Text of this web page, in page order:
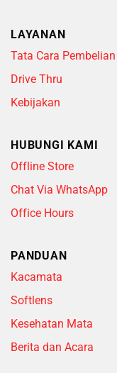
LAYANAN
Tata Cara Pembelian
Drive Thru
Kebijakan
HUBUNGI KAMI
Offline Store
Chat Via WhatsApp
Office Hours
PANDUAN
Kacamata
Softlens
Kesehatan Mata
Berita dan Acara